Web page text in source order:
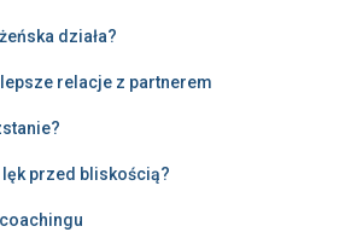
działa?
relacje z partnerem
przed bliskością?